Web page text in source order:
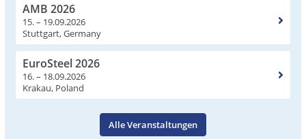
AMB 2026
15. – 19.09.2026
Stuttgart, Germany
EuroSteel 2026
16. – 18.09.2026
Krakau, Poland
Alle Veranstaltungen